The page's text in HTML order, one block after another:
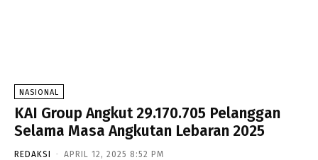
NASIONAL
KAI Group Angkut 29.170.705 Pelanggan
Selama Masa Angkutan Lebaran 2025
REDAKSI - APRIL 12, 2025 8:52 PM